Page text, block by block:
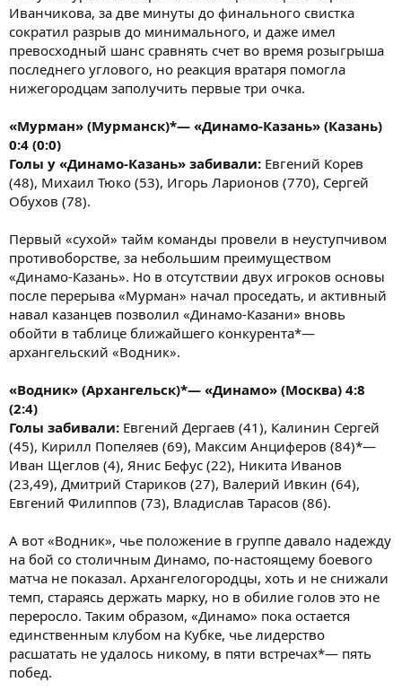
Иванчикова, за две минуты до финального свистка
сократил разрыв до минимального, и даже имел
превосходный шанс сравнять счет во время розыгрыша
последнего углового, но реакция вратаря помогла
нижегородцам заполучить первые три очка.
«Мурман» (Мурманск)*— «Динамо-Казань» (Казань)
0:4 (0:0)
Голы у «Динамо-Казань» забивали: Евгений Корев
(48), Михаил Тюко (53), Игорь Ларионов (770), Сергей
Обухов (78).
Первый «сухой» тайм команды провели в неуступчивом
противоборстве, за небольшим преимуществом
«Динамо-Казань». Но в отсутствии двух игроков основы
после перерыва «Мурман» начал проседать, и активный
навал казанцев позволил «Динамо-Казани» вновь
обойти в таблице ближайшего конкурента*—
архангельский «Водник».
«Водник» (Архангельск)*— «Динамо» (Москва) 4:8
(2:4)
Голы забивали: Евгений Дергаев (41), Калинин Сергей
(45), Кирилл Попеляев (69), Максим Анциферов (84)*—
Иван Щеглов (4), Янис Бефус (22), Никита Иванов
(23,49), Дмитрий Стариков (27), Валерий Ивкин (64),
Евгений Филиппов (73), Владислав Тарасов (86).
А вот «Водник», чье положение в группе давало надежду
на бой со столичным Динамо, по-настоящему боевого
матча не показал. Архангелогородцы, хоть и не снижали
темп, стараясь держать марку, но в обилие голов это не
переросло. Таким образом, «Динамо» пока остается
единственным клубом на Кубке, чье лидерство
расшатать не удалось никому, в пяти встречах*— пять
побед.